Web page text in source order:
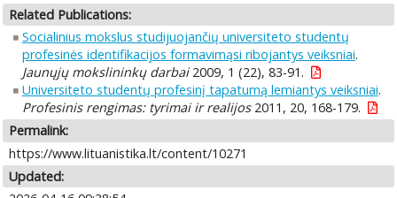
Related Publications:
Socialinius mokslus studijuojančių universiteto studentų
profesinės identifikacijos formavimąsi ribojantys veiksniai.
Jaunųjų mokslininkų darbai2009, 1 (22), 83-91.
Universiteto studentų profesinį tapatumą lemiantys veiksniai.
Profesinis rengimas: tyrimai ir realijos2011, 20, 168-179.
Permalink:
https://www.lituanistika.lt/content/10271
Updated: